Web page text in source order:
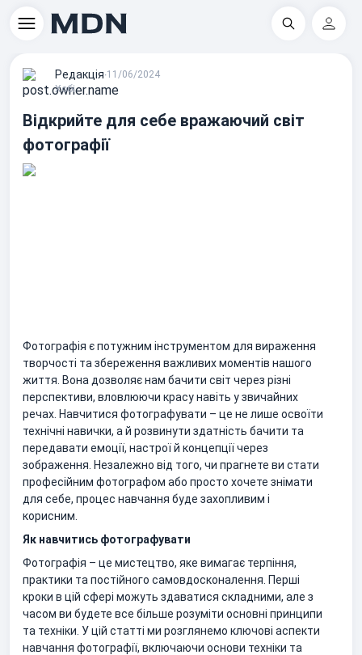
Пошук
Редакцiя∙11/06/2024
Хобі
Відкрийте для себе вражаючий світ
фотографії
Фотографія є потужним інструментом для вираження
творчості та збереження важливих моментів нашого
життя. Вона дозволяє нам бачити світ через різні
перспективи, вловлюючи красу навіть у звичайних
речах. Навчитися фотографувати – це не лише освоїти
технічні навички, а й розвинути здатність бачити та
передавати емоції, настрої й концепції через
зображення. Незалежно від того, чи прагнете ви стати
професійним фотографом або просто хочете знімати
для себе, процес навчання буде захопливим і
корисним.
Як навчитись фотографувати
Фотографія – це мистецтво, яке вимагає терпіння,
практики та постійного самовдосконалення. Перші
кроки в цій сфері можуть здаватися складними, але з
часом ви будете все більше розуміти основні принципи
та техніки. У цій статті ми розглянемо ключові аспекти
навчання фотографії, включаючи основи техніки та